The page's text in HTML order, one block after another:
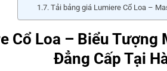
Tải bảng giá Lumiere Cổ Loa –
Cổ Loa – Biểu Tượng
Đẳng Cấp Tại